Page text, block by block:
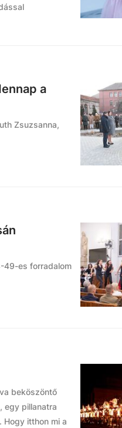
a
Zsuzsanna,
49-es forradalom
beköszöntő
egy pillanatra
Hogy itthon mi a